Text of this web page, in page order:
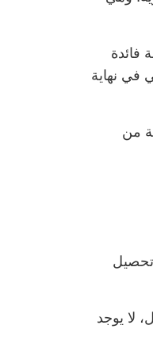
فائدة
في نهاية
من
لا يوجد